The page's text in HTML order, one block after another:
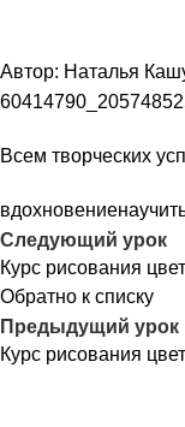
Автор: Наталья
Всем творческих
вдохновение
Следующий урок
Курс рисования
Обратно к списку
Предыдущий урок
Курс рисования